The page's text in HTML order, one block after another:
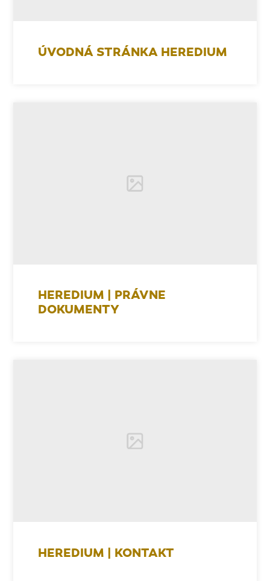
ÚVODNÁ STRÁNKA HEREDIUM
HEREDIUM | PRÁVNE
DOKUMENTY
HEREDIUM | KONTAKT